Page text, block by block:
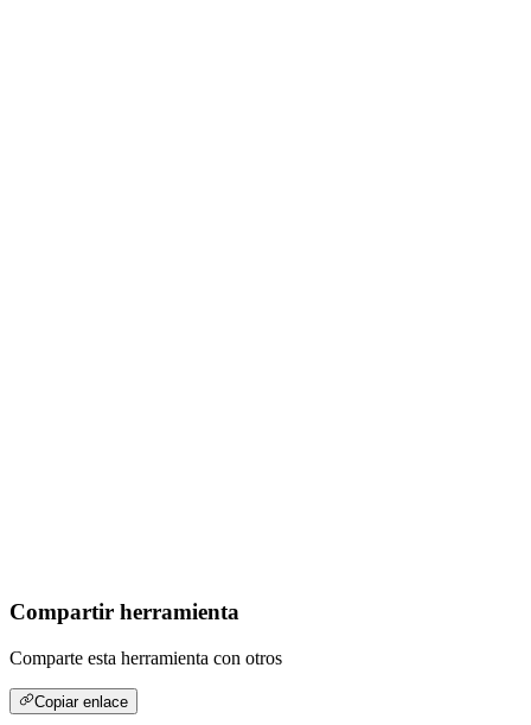
Compartir herramienta
Comparte esta herramienta con otros
Copiar enlace